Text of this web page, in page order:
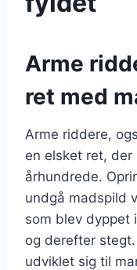
Arme
ret med
Arme riddere,
en elsket ret, der
århundrede.
undgå madspild
som blev
og derefter
udviklet sig til